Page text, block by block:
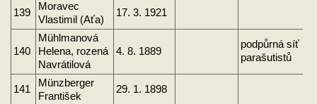
139
Moravec
Vlastimil (Aťa)
17. 3. 1921
140
Mühlmanová
Helena, rozená
Navrátilová
4. 8. 1889
podpůrná síť
parašutistů
141
Münzberger
František
29. 1. 1898